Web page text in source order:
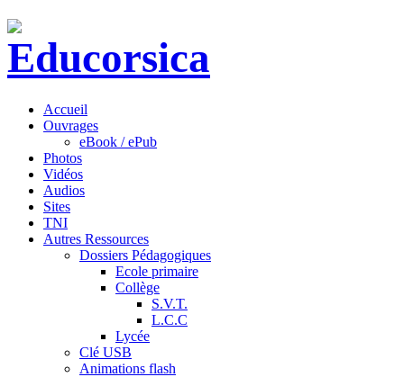
Accueil
Ouvrages
eBook / ePub
Photos
Vidéos
Audios
Sites
TNI
Autres Ressources
Dossiers Pédagogiques
Ecole primaire
Collège
S.V.T.
L.C.C
Lycée
Clé USB
Animations flash